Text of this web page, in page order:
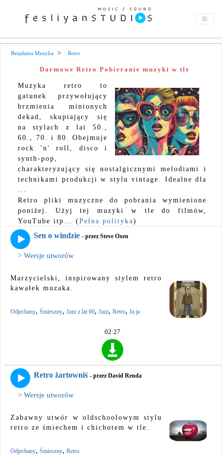
Bezpłatna Muzyka Retro
Darmowe Retro Pobieranie muzyki w tle
Muzyka retro to
gatunek przywołujący
brzmienia minionych
dekad, skupiający się
na stylach z lat 50.,
60., 70. i 80. Obejmuje
rock 'n' roll, disco i
synth-pop,
charakteryzujący się nostalgicznymi melodiami i
technikami produkcji w stylu vintage. Idealne dla
...
Retro pliki muzyczne do pobrania wymienione
poniżej. Użyj tej muzyki w tle do filmów,
YouTube itp... (Pełna polityka)
Sen o windzie - przez Steve Oxen
> Wersje utworów
Marzycielski, inspirowany stylem retro
kawałek muzaka.
Odjechany, Śmieszny, Jazz z lat 60, Jazz, Retro, Ja ja
02:27
Retro żartowniś - przez David Renda
> Wersje utworów
Zabawny utwór w oldschoolowym stylu
retro ze śmiechem i chichotem w tle.
Odjechany, Śmieszny, Retro